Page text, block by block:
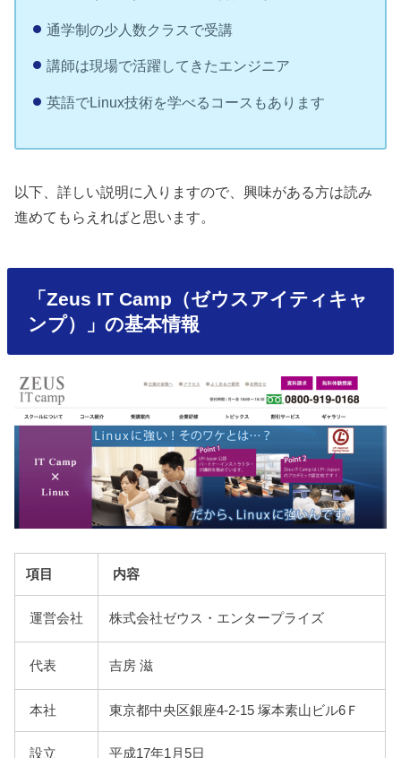
通学制の少人数クラスで受講
講師は現場で活躍してきたエンジニア
英語でLinux技術を学べるコースもあります
以下、詳しい説明に入りますので、興味がある方は読み
進めてもらえればと思います。
「Zeus IT Camp（ゼウスアイティキャ
ンプ）」の基本情報
項目 内容
運営会社 株式会社ゼウス・エンタープライズ
代表 吉房 滋
本社 東京都中央区銀座4-2-15 塚本素山ビル6Ｆ
設立 平成17年1月5日